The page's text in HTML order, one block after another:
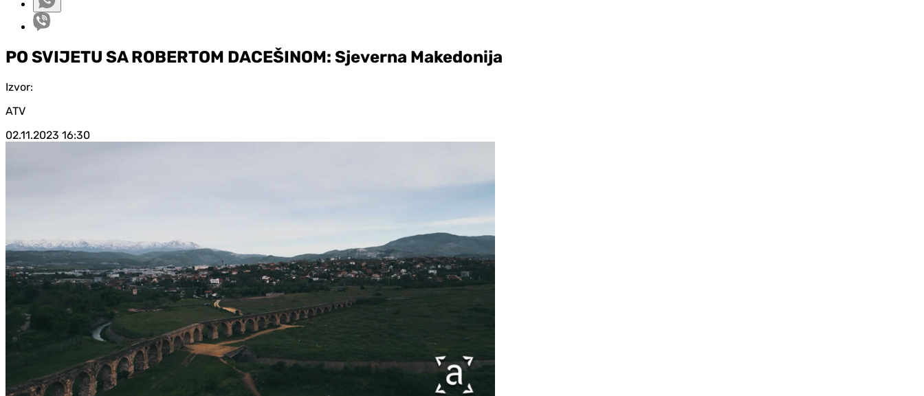
PO SVIJETU SA ROBERTOM DACEŠINOM: Sjeverna Makedonija
Izvor:
ATV
02.11.2023 16:30